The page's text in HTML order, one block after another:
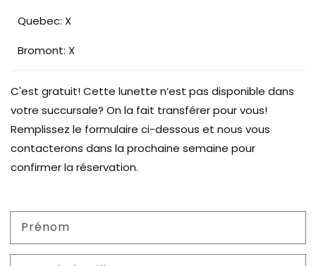
Quebec: X
Bromont: X
C'est gratuit! Cette lunette n’est pas disponible dans
votre succursale? On la fait transférer pour vous!
Remplissez le formulaire ci-dessous et nous vous
contacterons dans la prochaine semaine pour
confirmer la réservation.
Prénom